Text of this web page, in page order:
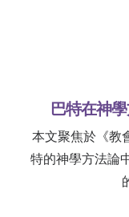
巴特在神
本文聚焦於《教
特的神學方法論